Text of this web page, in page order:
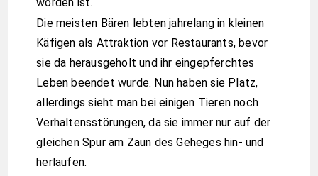
Die meisten Bären lebten jahrelang in kleinen
Käfigen als Attraktion vor Restaurants, bevor
sie da herausgeholt und ihr eingepferchtes
Leben beendet wurde. Nun haben sie Platz,
allerdings sieht man bei einigen Tieren noch
Verhaltensstörungen, da sie immer nur auf der
gleichen Spur am Zaun des Geheges hin- und
herlaufen.